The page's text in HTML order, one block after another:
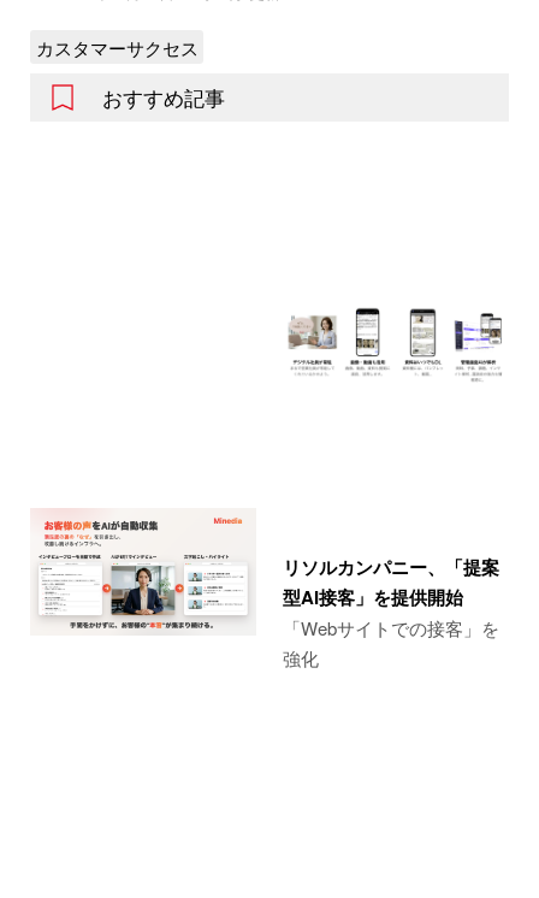
カスタマーサクセス
おすすめ記事
リソルカンパニー、「提案
型AI接客」を提供開始
「Webサイトでの接客」を
強化